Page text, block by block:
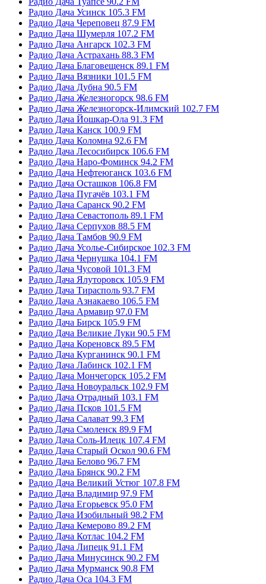
Радио Дача Усинск 105.3 FM
Радио Дача Череповец 87.9 FM
Радио Дача Шумерля 107.2 FM
Радио Дача Ангарск 102.3 FM
Радио Дача Астрахань 88.3 FM
Радио Дача Благовещенск 89.1 FM
Радио Дача Вязники 101.5 FM
Радио Дача Дубна 90.5 FM
Радио Дача Железногорск 98.6 FM
Радио Дача Железногорск-Илимский 102.7 FM
Радио Дача Йошкар-Ола 91.3 FM
Радио Дача Канск 100.9 FM
Радио Дача Коломна 92.6 FM
Радио Дача Лесосибирск 106.6 FM
Радио Дача Наро-Фоминск 94.2 FM
Радио Дача Нефтеюганск 103.6 FM
Радио Дача Осташков 106.8 FM
Радио Дача Пугачёв 103.1 FM
Радио Дача Саранск 90.2 FM
Радио Дача Севастополь 89.1 FM
Радио Дача Серпухов 88.5 FM
Радио Дача Тамбов 90.9 FM
Радио Дача Усолье-Сибирское 102.3 FM
Радио Дача Чернушка 104.1 FM
Радио Дача Чусовой 101.3 FM
Радио Дача Ялуторовск 105.9 FM
Радио Дача Тирасполь 93.7 FM
Радио Дача Азнакаево 106.5 FM
Радио Дача Армавир 97.0 FM
Радио Дача Бирск 105.9 FM
Радио Дача Великие Луки 90.5 FM
Радио Дача Кореновск 89.5 FM
Радио Дача Курганинск 90.1 FM
Радио Дача Лабинск 102.1 FM
Радио Дача Мончегорск 105.2 FM
Радио Дача Новоуральск 102.9 FM
Радио Дача Отрадный 103.1 FM
Радио Дача Псков 101.5 FM
Радио Дача Салават 99.3 FM
Радио Дача Смоленск 89.9 FM
Радио Дача Соль-Илецк 107.4 FM
Радио Дача Старый Оскол 90.6 FM
Радио Дача Белово 96.7 FM
Радио Дача Брянск 90.2 FM
Радио Дача Великий Устюг 107.8 FM
Радио Дача Владимир 97.9 FM
Радио Дача Егорьевск 95.0 FM
Радио Дача Изобильный 98.2 FM
Радио Дача Кемерово 89.2 FM
Радио Дача Котлас 104.2 FM
Радио Дача Липецк 91.1 FM
Радио Дача Минусинск 90.2 FM
Радио Дача Мурманск 90.8 FM
Радио Дача Оса 104.3 FM